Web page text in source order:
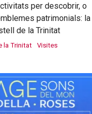
per descobrir, o
patrimonials: la
de la Trinitat
la Trinitat Visites